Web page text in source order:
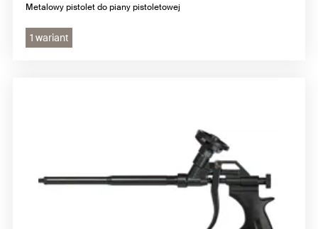
Metalowy pistolet do piany pistoletowej
1 wariant